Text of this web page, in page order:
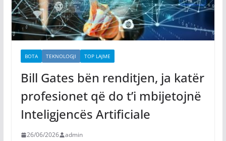
BOTA TEKNOLOGJI TOP LAJME
Bill Gates bën renditjen, ja katër
profesionet që do t’i mbijetojnë
Inteligjencës Artificiale
26/06/2026 admin